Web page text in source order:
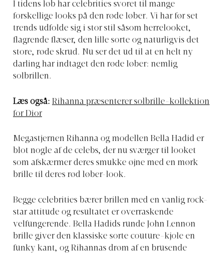
I tidens løb har celebrities svoret til mange
forskellige looks på den røde løber. Vi har før set
trends udfolde sig i stor stil såsom herrelooket,
flagrende flæser, den lille sorte og naturligvis det
store, røde skrud. Nu ser det ud til at en helt ny
darling har indtaget den røde løber: nemlig
solbrillen.
Læs også: Rihanna præsenterer solbrille-kollektion
for Dior
Megastjernen Rihanna og modellen Bella Hadid er
blot nogle af de celebs, der nu sværger til looket
som afskærmer deres smukke øjne med en mørk
brille til deres rød løber-look.
Begge celebrities bærer brillen med en vanlig rock-
star attitude og resultatet er overraskende
velfungerende. Bella Hadids runde John Lennon
brille giver den klassiske sorte couture-kjole en
funky kant, og Rihannas drøm af en brusende